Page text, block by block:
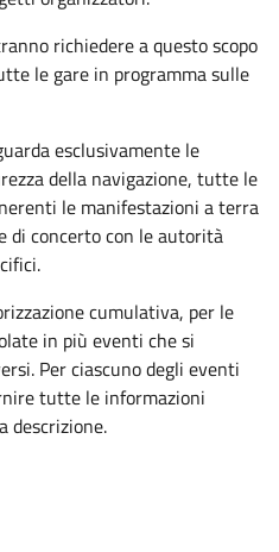
richiedere a questo scopo
le gare in programma sulle
esclusivamente le
della navigazione, tutte le
le manifestazioni a terra
di concerto con le autorità
cumulativa, per le
in più eventi che si
Per ciascuno degli eventi
tutte le informazioni
descrizione.